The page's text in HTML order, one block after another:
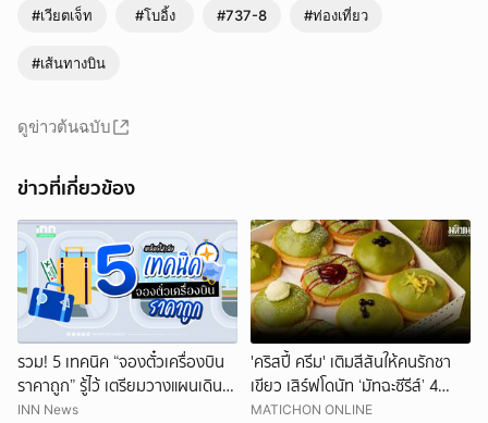
#เวียตเจ็ท #โบอิ้ง #737-8 #ท่องเที่ยว
#เส้นทางบิน
ดูข่าวต้นฉบับ
ข่าวที่เกี่ยวข้อง
รวม! 5 เทคนิค “จองตั๋วเครื่องบิน
ราคาถูก” รู้ไว้ เตรียมวางแผนเดิน
ทาง
INN News
'คริสปี้ ครีม' เติมสีสันให้คนรักชา
เขียว เสิร์ฟโดนัท ‘มัทฉะซีรีส์’ 4
รสชาติใหม่
MATICHON ONLINE